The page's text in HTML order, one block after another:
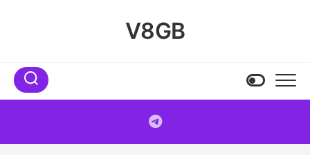
V8GB